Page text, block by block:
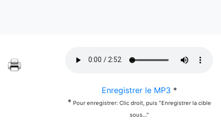
Enregistrer le MP3 *
* Pour enregistrer: Clic droit, puis "Enregistrer la cible
sous..."